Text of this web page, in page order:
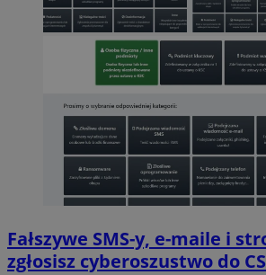
Fałszywe SMS-y, e-maile i
zgłosisz cyberoszustwo do